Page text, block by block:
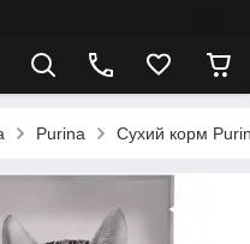
Purina Сухий корм